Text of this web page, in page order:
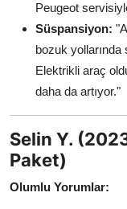
Peugeot
Süspansiyon:
bozuk yollarında
Elektrikli araç
daha da artıyor."
Selin Y.
Paket)
Olumlu Yorumlar: